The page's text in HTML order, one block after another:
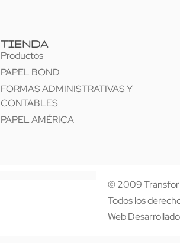
TIENDA
Productos
PAPEL BOND
FORMAS ADMINISTRATIVAS Y
CONTABLES
PAPEL AMÉRICA
© 2009
Todos los
Web